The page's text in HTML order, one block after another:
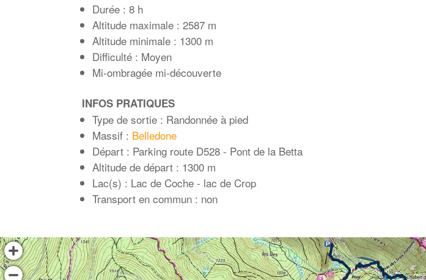
Durée : 8 h
Altitude maximale : 2587 m
Altitude minimale : 1300 m
Difficulté : Moyen
Mi-ombragée mi-découverte
INFOS PRATIQUES
Type de sortie : Randonnée à pied
Massif : Belledone
Départ : Parking route D528 - Pont de la Betta
Altitude de départ : 1300 m
Lac(s) : Lac de Coche - lac de Crop
Transport en commun : non